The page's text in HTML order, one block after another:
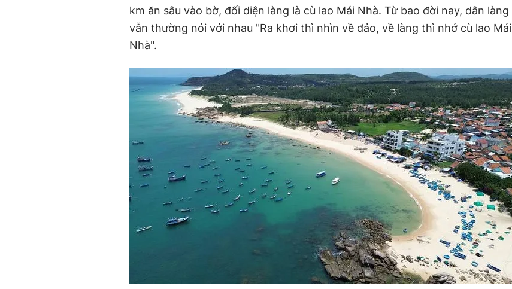
km ăn sâu vào bờ, đối diện làng là cù lao Mái Nhà. Từ bao đời nay, dân làng
vẫn thường nói với nhau "Ra khơi thì nhìn về đảo, về làng thì nhớ cù lao Mái
Nhà".